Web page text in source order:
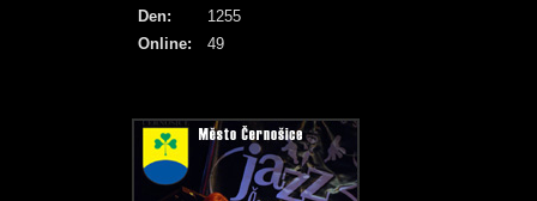
Online: 49
Den:
1255